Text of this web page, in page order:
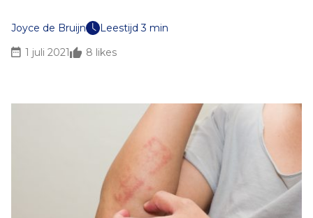
Joyce de Bruijn
Leestijd 3 min
1 juli 2021
8 likes